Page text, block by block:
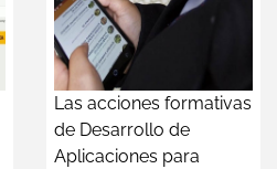
Las acciones formativas
de Desarrollo de
Aplicaciones para